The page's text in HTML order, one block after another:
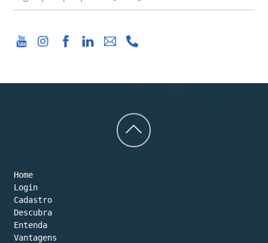
Back
Home
Login
Cadastro
Descubra
Entenda
Vantagens